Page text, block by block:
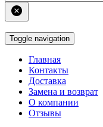
Toggle navigation
Главная
Контакты
Доставка
Замена и возврат
О компании
Отзывы